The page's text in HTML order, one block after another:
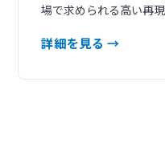
場で求められる高い再
詳細を見る →